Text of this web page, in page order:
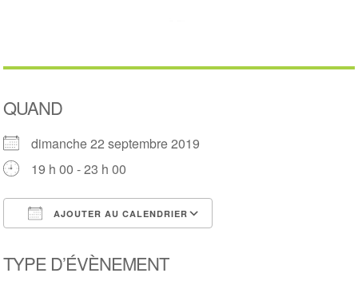
QUAND
dimanche 22 septembre 2019
19 h 00 - 23 h 00
AJOUTER AU CALENDRIER
TYPE D’ÉVÈNEMENT